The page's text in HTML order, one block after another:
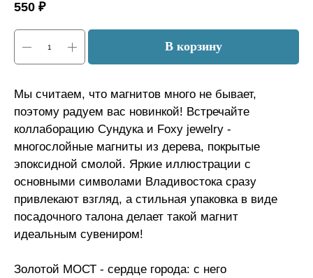
550 ₽
В корзину
Мы считаем, что магнитов много не бывает,
поэтому радуем вас новинкой! Встречайте
коллаборацию Сундука и Foxy jewelry -
многослойные магниты из дерева, покрытые
эпоксидной смолой. Яркие иллюстрации с
основными символами Владивостока сразу
привлекают взгляд, а стильная упаковка в виде
посадочного талона делает такой магнит
идеальным сувениром!
Золотой МОСТ - сердце города: с него